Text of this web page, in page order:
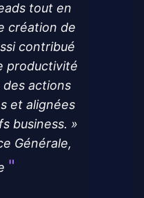
tout en
création de
contribué
productivité
actions
et alignées
business. »
Générale,